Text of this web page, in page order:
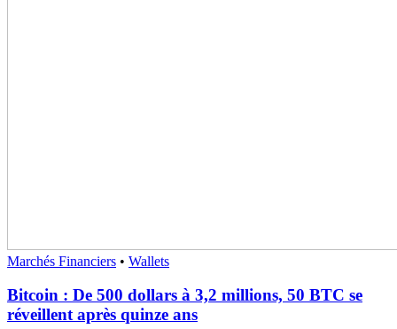
Marchés Financiers • Wallets
Bitcoin : De 500 dollars à 3,2 millions, 50 BTC se
réveillent après quinze ans